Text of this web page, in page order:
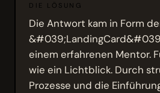
DIE LÖSUNG
Die Antwort kam in Form
einem erfahrenen Mentor.
wie ein Lichtblick. Durch
Prozesse und die